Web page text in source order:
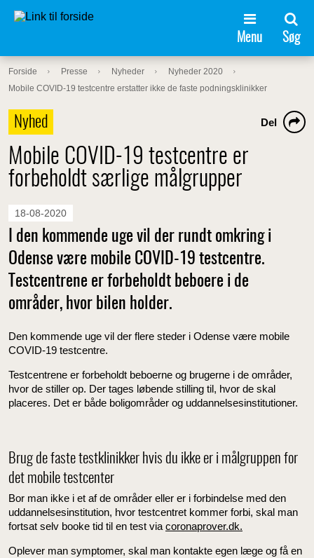
Menu Søg
Forside Presse Nyheder
Nyheder 2020
Mobile COVID-19 testcentre erstatter ikke de faste podningsklinikker
Nyhed
Mobile COVID-19 testcentre er
forbeholdt særlige målgrupper
Del
18-08-2020
I den kommende uge vil der rundt omkring i
Odense være mobile COVID-19 testcentre.
Testcentrene er forbeholdt beboere i de
områder, hvor bilen holder.
Den kommende uge vil der flere steder i Odense være mobile
COVID-19 testcentre.
Testcentrene er forbeholdt beboerne og brugerne i de områder,
hvor de stiller op. Der tages løbende stilling til, hvor de skal
placeres. Det er både boligområder og uddannelsesinstitutioner.
Brug de faste testklinikker hvis du ikke er i målgruppen for
det mobile testcenter
Bor man ikke i et af de områder eller er i forbindelse med den
uddannelsesinstitution, hvor testcentret kommer forbi, skal man
fortsat selv booke tid til en test via coronaprover.dk.
Oplever man symptomer, skal man kontakte egen læge og få en